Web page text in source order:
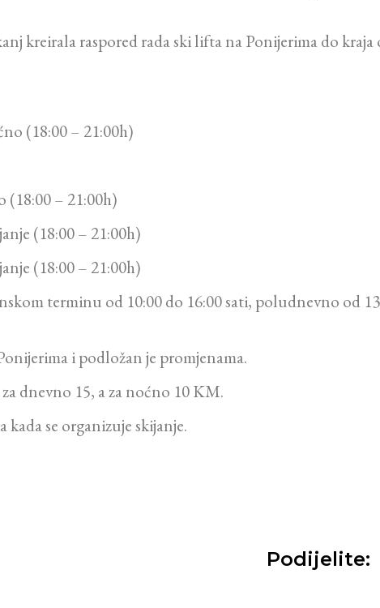
kreirala raspored rada ski lifta na Ponijerima do kraja
(18:00 – 21:00h)
(18:00 – 21:00h)
(18:00 – 21:00h)
(18:00 – 21:00h)
terminu od 10:00 do 16:00 sati, poludnevno od
i podložan je promjenama.
dnevno 15, a za noćno 10 KM.
se organizuje skijanje.
Podijelite: